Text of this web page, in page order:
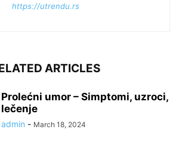
https://utrendu.rs
ARTICLES
Prolećni umor – Simptomi, uzroci,
lečenje
admin - March 18, 2024